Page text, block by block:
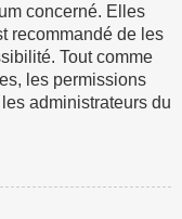
concerné. Elles
recommandé de les
Tout comme
les permissions
administrateurs du